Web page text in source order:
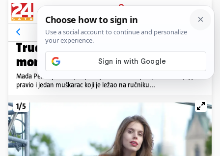
PRIJAVA
Galerija Komentari
GLUMICA BLISTA
Trudna Mada Peršić uživala na
moru: 'Skinula' je i kupaći...
Mada Peršić provela je opuštajući vikend na plaži, a društvo joj je
pravio i jedan muškarac koji je ležao na ručniku...
1/5